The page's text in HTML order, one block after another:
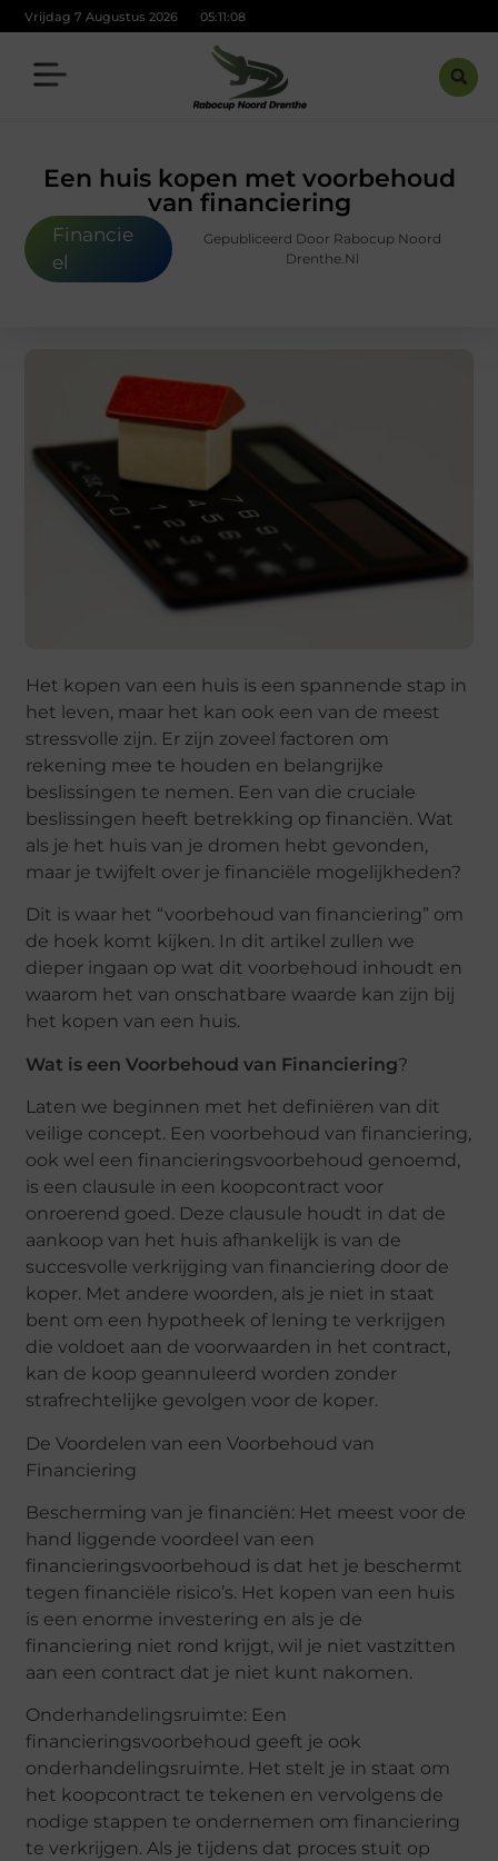
Vrijdag 7 Augustus 2026 05:11:09
Een huis kopen met voorbehoud
van financiering
Financie
el
Gepubliceerd Door Rabocup Noord
Drenthe.nl
Het kopen van een huis is een spannende stap in
het leven, maar het kan ook een van de meest
stressvolle zijn. Er zijn zoveel factoren om
rekening mee te houden en belangrijke
beslissingen te nemen. Een van die cruciale
beslissingen heeft betrekking op financiën. Wat
als je het huis van je dromen hebt gevonden,
maar je twijfelt over je financiële mogelijkheden?
Dit is waar het “voorbehoud van financiering” om
de hoek komt kijken. In dit artikel zullen we
dieper ingaan op wat dit voorbehoud inhoudt en
waarom het van onschatbare waarde kan zijn bij
het kopen van een huis.
Wat is een Voorbehoud van Financiering?
Laten we beginnen met het definiëren van dit
veilige concept. Een voorbehoud van financiering,
ook wel een financieringsvoorbehoud genoemd,
is een clausule in een koopcontract voor
onroerend goed. Deze clausule houdt in dat de
aankoop van het huis afhankelijk is van de
succesvolle verkrijging van financiering door de
koper. Met andere woorden, als je niet in staat
bent om een hypotheek of lening te verkrijgen
die voldoet aan de voorwaarden in het contract,
kan de koop geannuleerd worden zonder
strafrechtelijke gevolgen voor de koper.
De Voordelen van een Voorbehoud van
Financiering
Bescherming van je financiën: Het meest voor de
hand liggende voordeel van een
financieringsvoorbehoud is dat het je beschermt
tegen financiële risico’s. Het kopen van een huis
is een enorme investering en als je de
financiering niet rond krijgt, wil je niet vastzitten
aan een contract dat je niet kunt nakomen.
Onderhandelingsruimte: Een
financieringsvoorbehoud geeft je ook
onderhandelingsruimte. Het stelt je in staat om
het koopcontract te tekenen en vervolgens de
nodige stappen te ondernemen om financiering
te verkrijgen. Als je tijdens dat proces stuit op